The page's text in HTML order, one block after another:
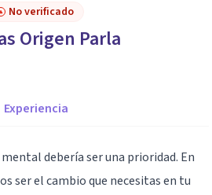
No verificado
Origen Parla
Experiencia
debería ser una prioridad. En
ser el cambio que necesitas en tu